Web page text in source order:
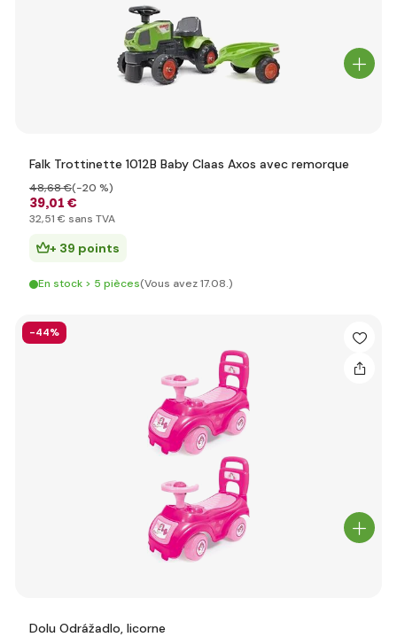
Falk Trottinette 1012B Baby Claas Axos avec remorque
39,01 €
48,68 €(-20 %)
32,51 € sans TVA
+ 39 points
En stock > 5 pièces(Vous avez 17.08.)
-44%
Dolu Odrážadlo, licorne